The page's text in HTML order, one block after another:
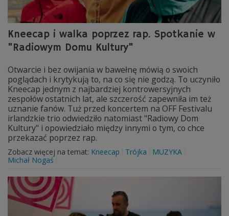
Kneecap i walka poprzez rap. Spotkanie w
"Radiowym Domu Kultury"
Otwarcie i bez owijania w bawełnę mówią o swoich
poglądach i krytykują to, na co się nie godzą. To uczyniło
Kneecap jednym z najbardziej kontrowersyjnych
zespołów ostatnich lat, ale szczerość zapewniła im też
uznanie fanów. Tuż przed koncertem na OFF Festivalu
irlandzkie trio odwiedziło natomiast "Radiowy Dom
Kultury" i opowiedziało między innymi o tym, co chce
przekazać poprzez rap.
Zobacz więcej na temat: Kneecap Trójka
MUZYKA
Michał Nogaś